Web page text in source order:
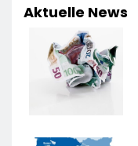
Aktuelle News